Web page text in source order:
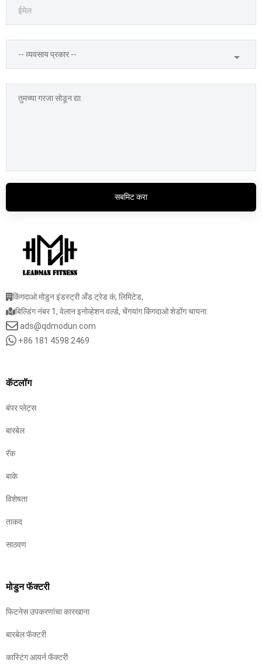
सबमिट करा
किंगदाओ मोडुन इंडस्ट्री अँड ट्रेड कं, लिमिटेड,
बिल्डिंग नंबर 1, वेलान इनोव्हेशन वर्ल्ड, चेंगयांग किंगदाओ शेडोंग चायना.
ads@qdmodun.com
+86 181 4598 2469
कॅटलॉग
बंपर प्लेट्स
बारबेल
रॅक
बाके
विशेषता
ताकद
साठवण
मोडुन फॅक्टरी
फिटनेस उपकरणांचा कारखाना
बारबेल फॅक्टरी
कास्टिंग आयर्न फॅक्टरी